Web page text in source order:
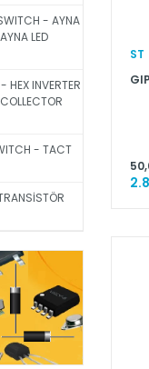
- AYNA
LED
INVERTER
- TACT
ST